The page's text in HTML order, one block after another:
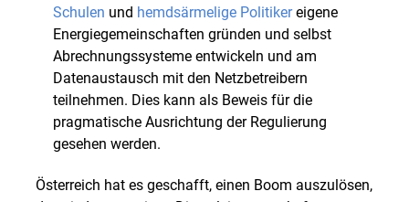
Schulen und hemdsärmelige Politikereigene
Energiegemeinschaften gründen und selbst
Abrechnungssysteme entwickeln und am
Datenaustausch mit den Netzbetreibern
teilnehmen. Dies kann als Beweis für die
pragmatische Ausrichtung der Regulierung
gesehen werden.
Österreich hat es geschafft, einen Boom auszulösen,